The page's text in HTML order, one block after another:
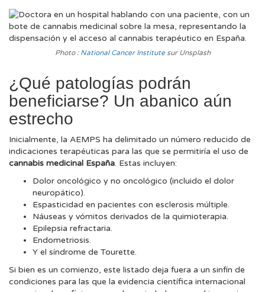
Photo : National Cancer Institutesur Unsplash
¿Qué patologías podrán
beneficiarse? Un abanico aún
estrecho
Inicialmente, la AEMPS ha delimitado un número reducido de
indicaciones terapéuticas para las que se permitiría el uso de
cannabis medicinal España. Estas incluyen:
Dolor oncológico y no oncológico (incluido el dolor
neuropático).
Espasticidad en pacientes con esclerosis múltiple.
Náuseas y vómitos derivados de la quimioterapia.
Epilepsia refractaria.
Endometriosis.
Y el síndrome de Tourette.
Si bien es un comienzo, este listado deja fuera a un sinfín de
condiciones para las que la evidencia científica internacional